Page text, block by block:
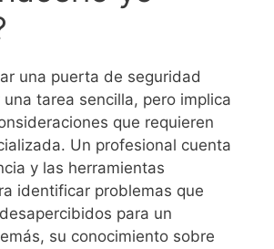
una puerta de seguridad
tarea sencilla, pero implica
que requieren
Un profesional cuenta
y las herramientas
identificar problemas que
para un
su conocimiento sobre